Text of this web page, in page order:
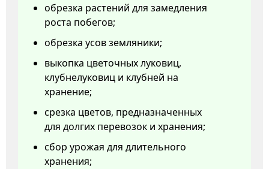
обрезка растений для замедления
роста побегов;
обрезка усов земляники;
выкопка цветочных луковиц,
клубнелуковиц и клубней на
хранение;
срезка цветов, предназначенных
для долгих перевозок и хранения;
сбор урожая для длительного
хранения;